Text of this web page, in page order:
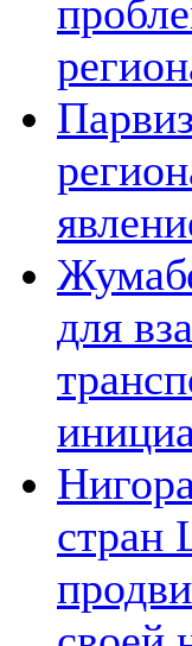
для
стран